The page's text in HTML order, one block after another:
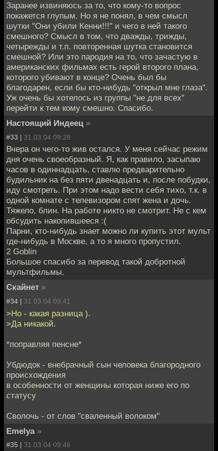
Заранее извиняюсь за то, что кому-то вопрос
покажется глупым. Но я не понял, в чем смысл
шутки "Они убили Кенни!!!" и чего в ней такого
смешного? Смысл в том, что дважды, трижды,
четырежды и т.п. повторенная шутка становится
смешной? Или это пародия на то, что зачастую в
американских фильмах есть герой второго плана,
которого убивают в конце? Очень был бы
благодарен, если бы кто-нибудь "открыл мне глаза".
Уж очень бы хотелось из группы "не для всех"
перейти к тем кому смешно. Спасибо.
Настоящий Индеец »
#33 | 31.03.04 09:28
Вчера он чего-то жив остался. У меня сейчас режим
дня очень своеобразный. Я, как правило, засыпаю
часов в одиннадцать, ставлю предварительно
будильник на без пяти двенадцать и, после побудки,
иду смотреть. При этом надо вести себя тихо, т.к. в
одной комнате с телевизором спят жена и дочь.
Тяжело, блин. На работе никто не смотрит. Не с кем
обсудить накопившееся :(
Парни, кто-нибудь знает можно ли купить этот мульт
где-нибудь в Москве, а то я много пропустил.
2 Goblin
Большое спасибо за перевод такой добротной
мультфильмы.
Скайнет »
#34 | 31.03.04 09:41
>Но - какая разница ).
>Да никакой.
*поправляя пенсне*
Убдюдок - внебрачный сын человека благородного
происхождения
в особенности от женщины которая ниже его по
статусу
Сволочь - от слов "сваленный волоком"
Emelya »
#35 | 31.03.04 09:46